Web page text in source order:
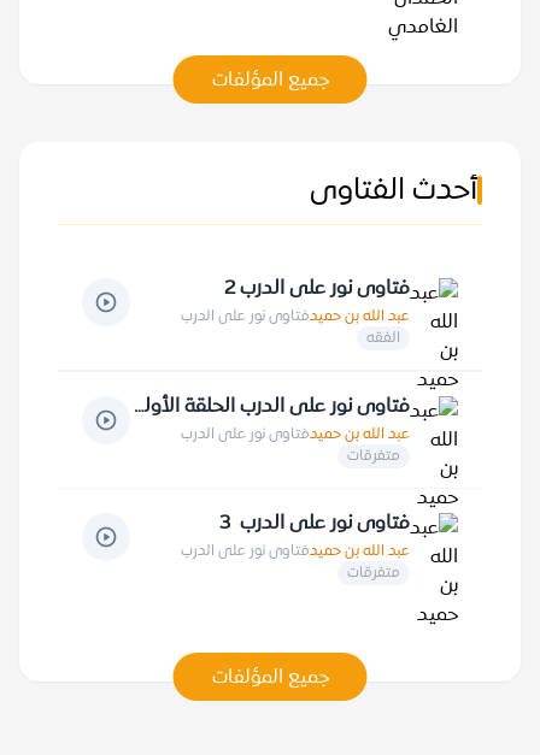
جميع المؤلفات
أحدث الفتاوى
فتاوى نور على الدرب 2
عبد الله بن حميدفتاوى نور على الدرب
الفقه
فتاوى نور على الدرب الحلقة الأولى
عبد الله بن حميدفتاوى نور على الدرب
متفرقات
فتاوى نور على الدرب 3
عبد الله بن حميدفتاوى نور على الدرب
متفرقات
جميع المؤلفات